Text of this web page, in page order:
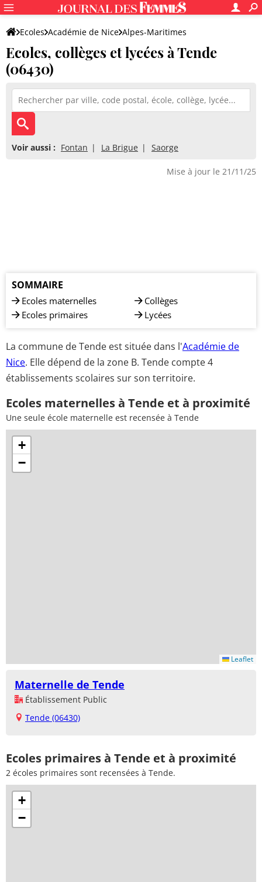
Ecoles Académie de Nice Alpes-Maritimes
Ecoles, collèges et lycées à Tende
(06430)
Voir aussi : Fontan La Brigue Saorge
Mise à jour le 21/11/25
SOMMAIRE
Ecoles maternelles
Ecoles primaires
Collèges
Lycées
La commune de Tende est située dans l'Académie de
Nice. Elle dépend de la zone B. Tende compte 4
établissements scolaires sur son territoire.
Ecoles maternelles à Tende et à proximité
Une seule école maternelle est recensée à Tende
+
−
Leaflet
Maternelle de Tende
Établissement Public
Tende (06430)
Ecoles primaires à Tende et à proximité
2 écoles primaires sont recensées à Tende.
+
−